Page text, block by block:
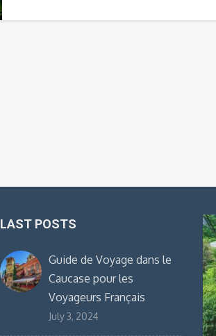
LAST POSTS
Guide de Voyage dans le
Caucase pour les
Voyageurs Français
July 3, 2024